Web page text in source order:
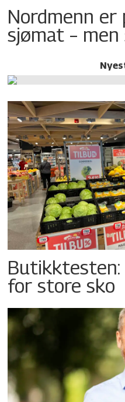
Nordmenn
sjømat –
Butikktesten:
for store sko